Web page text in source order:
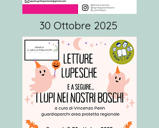
30 Ottobre 2025